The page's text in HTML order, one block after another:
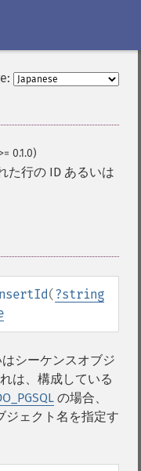
0.1.0)
た行の ID あるいは
(?string
シーケンスオブジ
は、構成している
の場合、
ジェクト名を指定す